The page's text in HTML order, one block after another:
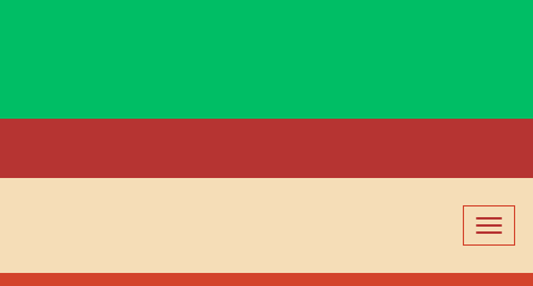
切
换
导